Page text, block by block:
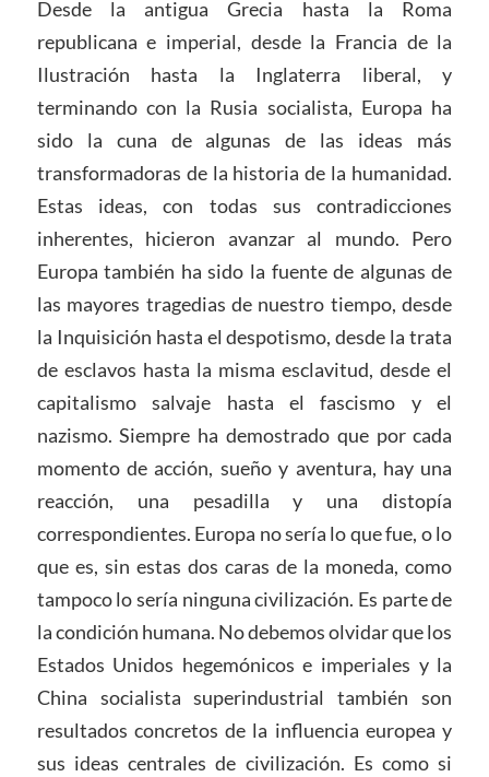
Desde la antigua Grecia hasta la Roma
republicana e imperial, desde la Francia de la
Ilustración hasta la Inglaterra liberal, y
terminando con la Rusia socialista, Europa ha
sido la cuna de algunas de las ideas más
transformadoras de la historia de la humanidad.
Estas ideas, con todas sus contradicciones
inherentes, hicieron avanzar al mundo. Pero
Europa también ha sido la fuente de algunas de
las mayores tragedias de nuestro tiempo, desde
la Inquisición hasta el despotismo, desde la trata
de esclavos hasta la misma esclavitud, desde el
capitalismo salvaje hasta el fascismo y el
nazismo. Siempre ha demostrado que por cada
momento de acción, sueño y aventura, hay una
reacción, una pesadilla y una distopía
correspondientes. Europa no sería lo que fue, o lo
que es, sin estas dos caras de la moneda, como
tampoco lo sería ninguna civilización. Es parte de
la condición humana. No debemos olvidar que los
Estados Unidos hegemónicos e imperiales y la
China socialista superindustrial también son
resultados concretos de la influencia europea y
sus ideas centrales de civilización. Es como si